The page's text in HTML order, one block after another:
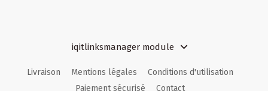
iqitlinksmanager module
Livraison Mentions légales
Conditions d'utilisation
Paiement sécurisé
Contact